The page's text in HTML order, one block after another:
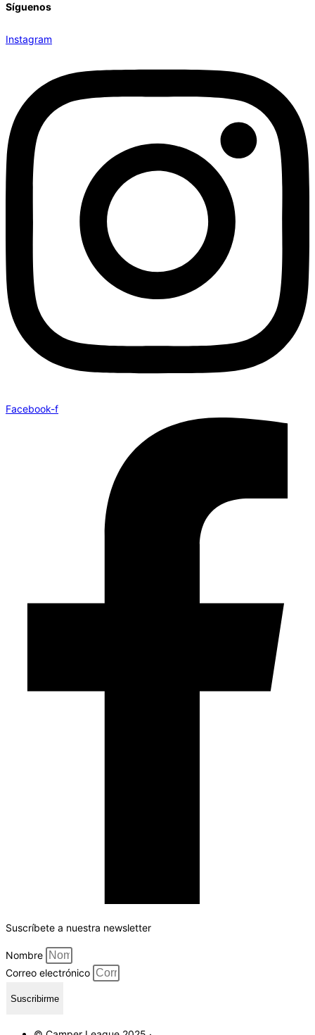
Síguenos
Instagram
Facebook-f
Suscríbete a nuestra newsletter
Nombre
Correo electrónico
Suscribirme